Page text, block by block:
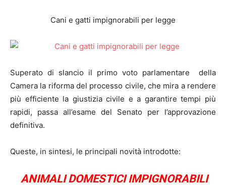
Cani e gatti impignorabili per legge
Superato di slancio il primo voto parlamentare della
Camera la riforma del processo civile, che mira a rendere
più efficiente la giustizia civile e a garantire tempi più
rapidi, passa all’esame del Senato per l’approvazione
definitiva.
Queste, in sintesi, le principali novità introdotte:
ANIMALI DOMESTICI IMPIGNORABILI